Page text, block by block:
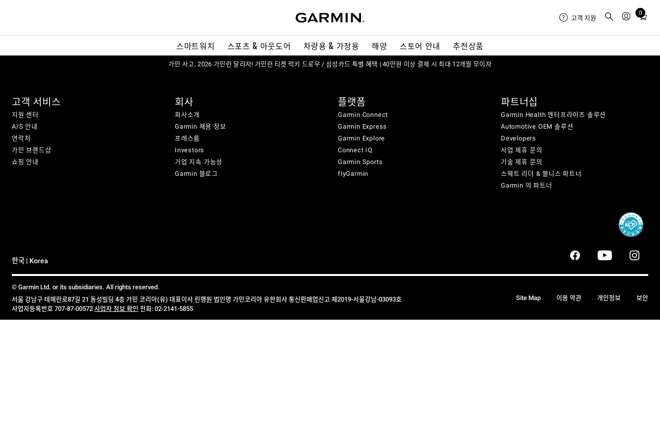
스마트워치 스포츠 & 아웃도어 차량용 & 가정용 해양 스토어 안내 추천상품
고객 지원
0
Total
cart:
가민 사고, 2026 가민런 달리자! 가민런 티켓 럭키 드로우 / 삼성카드 특별 혜택 | 40만원 이상 결제 시 최대 12개월 무이자
고객 서비스
지원 센터
A/S 안내
연락처
가민 브랜드샵
쇼핑 안내
회사
회사소개
Garmin 채용 정보
프레스룸
Investors
기업 지속 가능성
Garmin 블로그
플랫폼
Garmin Connect
Garmin Express
Garmin Explore
Connect IQ
Garmin Sports
flyGarmin
파트너십
Garmin Health 엔터프라이즈 솔루션
Automotive OEM 솔루션
Developers
사업 제휴 문의
기술 제휴 문의
스웨트 리더 & 웰니스 파트너
Garmin 의 파트너
한국 | Korea
© Garmin Ltd. or its subsidiaries. All rights reserved.
서울 강남구 테헤란로87길 21 동성빌딩 4층 가민 코리아(유) 대표이사 린맹원 법인명 가민코리아 유한회사 통신판매업신고 제2019-서울강남-03093호
사업자등록번호 707-87-00572 사업자 정보 확인 전화: 02-2141-5855
Site Map 이용 약관 개인정보 보안